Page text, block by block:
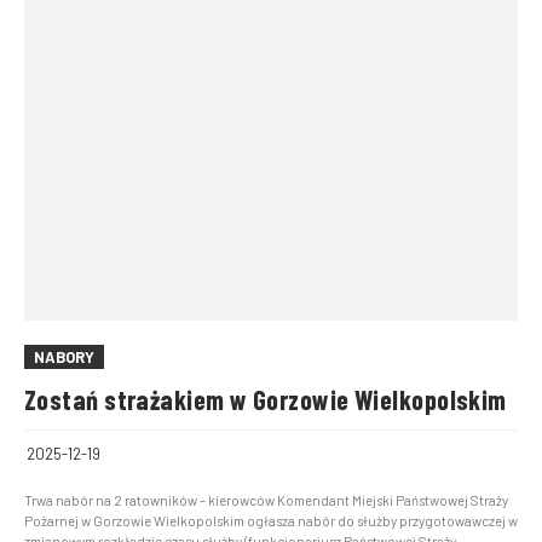
NABORY
Zostań strażakiem w Gorzowie Wielkopolskim
2025-12-19
Trwa nabór na 2 ratowników – kierowców Komendant Miejski Państwowej Straży
Pożarnej w Gorzowie Wielkopolskim ogłasza nabór do służby przygotowawczej w